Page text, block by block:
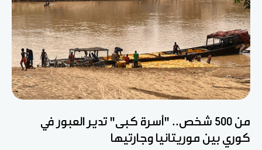
من 500 شخص.. "أسرة كبى" تدير العبور في
كوري بين موريتانيا وجارتيها